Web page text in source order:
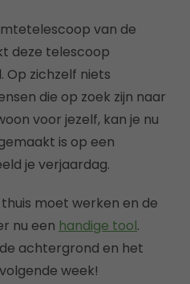
van de
deze telescoop
Op zichzelf niets
die op zoek zijn naar
voor jezelf, kan je nu
is op een
je verjaardag.
thuis moet werken en de
nu een handige tool.
achtergrond en het
week!